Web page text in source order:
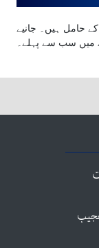
حامل ہیں۔ جانیے
میں سب سے پہلے۔